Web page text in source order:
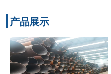
产品展示